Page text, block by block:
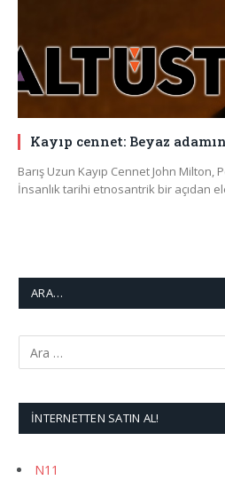
Kayıp cennet: Beyaz
Barış Uzun Kayıp Cennet John Milton,
İnsanlık tarihi etnosantrik bir açıdan
ARA…
İNTERNETTEN SATIN AL!
N11